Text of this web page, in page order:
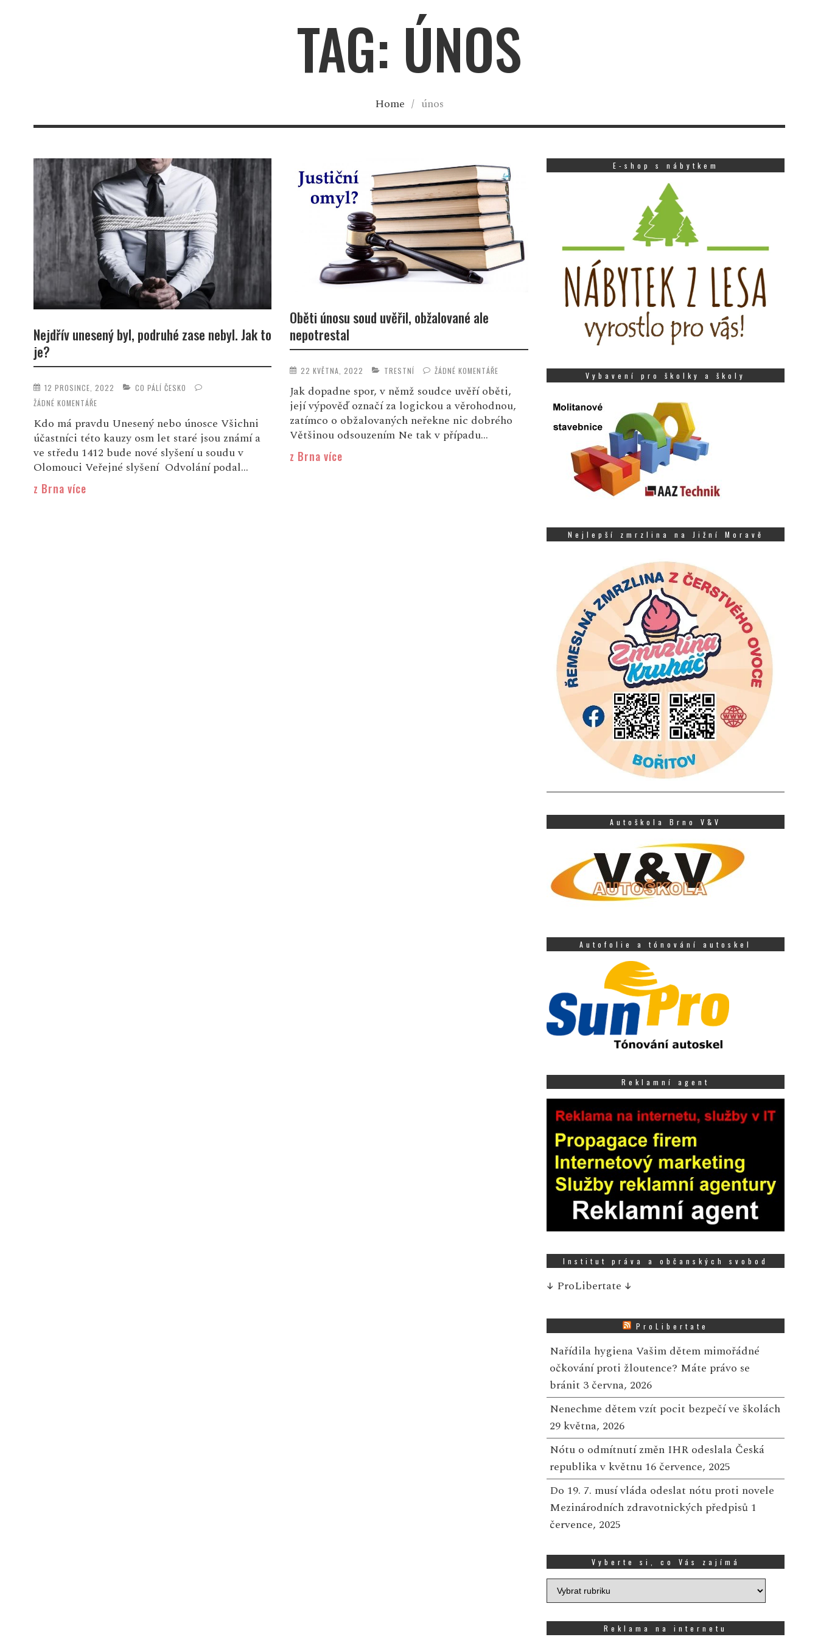
TAG: ÚNOS
Home / únos
Nejdřív unesený byl, podruhé zase nebyl. Jak to
je?
12 PROSINCE, 2022
CO PÁLÍ ČESKO
ŽÁDNÉ KOMENTÁŘE
Kdo má pravdu Unesený nebo únosce Všichni
účastníci této kauzy osm let staré jsou známí a
ve středu 1412 bude nové slyšení u soudu v
Olomouci Veřejné slyšení Odvolání podal...
z Brna více
Oběti únosu soud uvěřil, obžalované ale
nepotrestal
22 KVĚTNA, 2022 TRESTNÍ ŽÁDNÉ KOMENTÁŘE
Jak dopadne spor, v němž soudce uvěří oběti,
její výpověď označí za logickou a věrohodnou,
zatímco o obžalovaných neřekne nic dobrého
Většinou odsouzením Ne tak v případu...
z Brna více
E-shop s nábytkem
Vybavení pro školky a školy
Nejlepší zmrzlina na Jižní Moravě
Autoškola Brno V&V
Autofolie a tónování autoskel
Reklamní agent
Institut práva a občanských svobod
↓ ProLibertate ↓
ProLibertate
Nařídila hygiena Vašim dětem mimořádné
očkování proti žloutence? Máte právo se
bránit 3 června, 2026
Nenechme dětem vzít pocit bezpečí ve školách
29 května, 2026
Nótu o odmítnutí změn IHR odeslala Česká
republika v květnu 16 července, 2025
Do 19. 7. musí vláda odeslat nótu proti novele
Mezinárodních zdravotnických předpisů 1
července, 2025
Vyberte si, co Vás zajímá
Vyberte
si,
Reklama na internetu